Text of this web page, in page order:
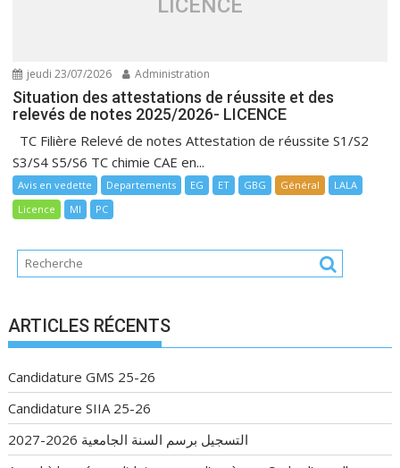
LICENCE
jeudi 23/07/2026 Administration
Situation des attestations de réussite et des
relevés de notes 2025/2026- LICENCE
TC Filière Relevé de notes Attestation de réussite S1/S2
S3/S4 S5/S6 TC chimie CAE en...
Avis en vedette Departements EG ET GBG Général
LALA
Licence
MI PC
ARTICLES RÉCENTS
Candidature GMS 25-26
Candidature SIIA 25-26
التسجيل برسم السنة الجامعية 2026-2027